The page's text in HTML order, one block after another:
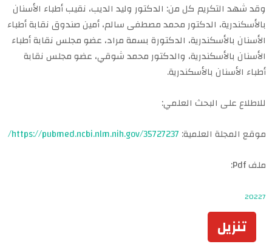
وقد شهد التكريم كل من: الدكتور وليد الديب، نقيب أطباء الأسنان
بالأسكندرية، الدكتور محمد مصطفى سالم، أمين صندوق نقابة أطباء
الأسنان بالأسكندرية، الدكتورة بسمة مراد، عضو مجلس نقابة أطباء
الأسنان بالأسكندرية، والدكتور محمد شوقي، عضو مجلس نقابة
أطباء الأسنان بالأسكندرية.
للاطلاع على البحث العلمي:
موقع المجلة العلمية: https://pubmed.ncbi.nlm.nih.gov/35727237/
ملف Pdf:
20227
تنزيل